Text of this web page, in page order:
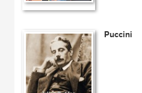
Puccini